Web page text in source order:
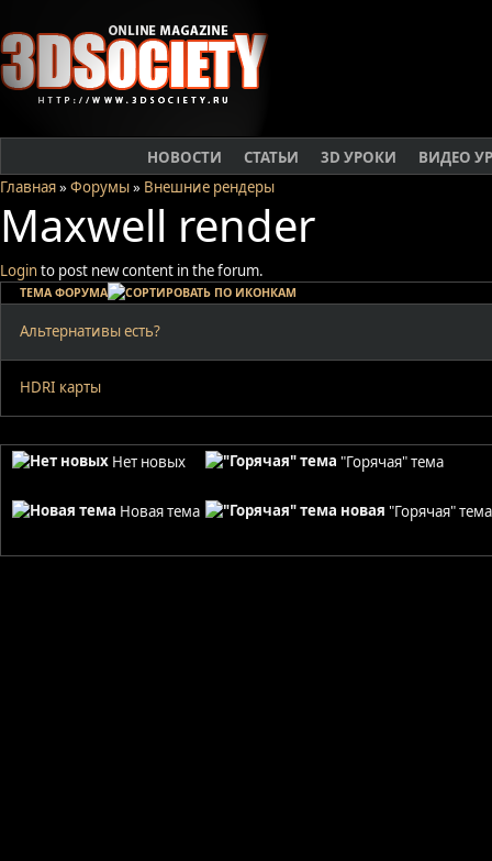
НОВОСТИ СТАТЬИ 3D УРОКИ
ВИДЕО
Главная» Форумы» Внешние рендеры
Maxwell render
Loginto post new content in the forum.
ТЕМА ФОРУМА
Альтернативы есть?
HDRI карты
Нет новых
Новая тема
"Горячая" тема
"Горячая"